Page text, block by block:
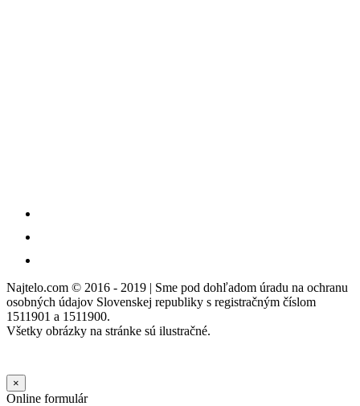
Najtelo.com © 2016 - 2019 | Sme pod dohľadom úradu na ochranu
osobných údajov Slovenskej republiky s registračným číslom
1511901 a 1511900.
Všetky obrázky na stránke sú ilustračné.
×
Online formulár